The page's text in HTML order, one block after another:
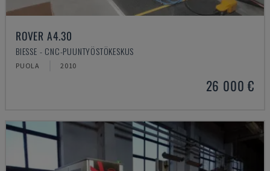
ROVER A4.30
BIESSE - CNC-PUUNTYÖSTÖKESKUS
PUOLA 2010
26 000 €